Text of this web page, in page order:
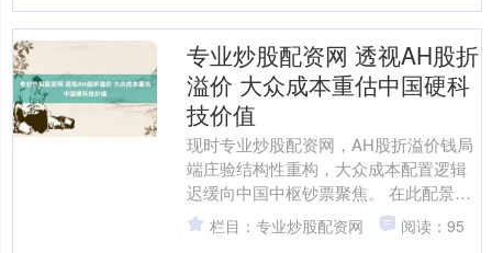
专业炒股配资网 透视AH股折
溢价 大众成本重估中国硬科
技价值
现时专业炒股配资网，AH股折溢价钱局
端庄验结构性重构，大众成本配置逻辑
迟缓向中国中枢钞票聚焦。 在此配景
下，2026年4月16日，A股商场迎来迫切
时期：宁德期间....
栏目：专业炒股配资网 阅读：95